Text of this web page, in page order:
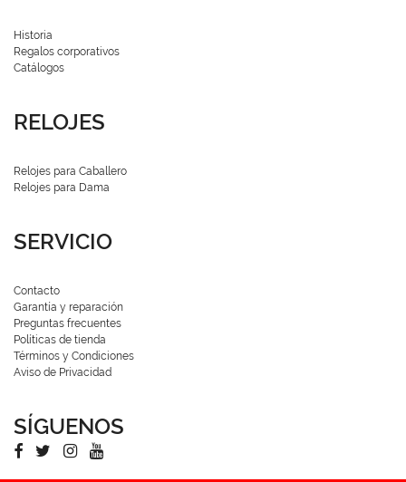
Historia
Regalos corporativos
Catálogos
RELOJES
Relojes para Caballero
Relojes para Dama
SERVICIO
Contacto
Garantía y reparación
Preguntas frecuentes
Políticas de tienda
Términos y Condiciones
Aviso de Privacidad
SÍGUENOS